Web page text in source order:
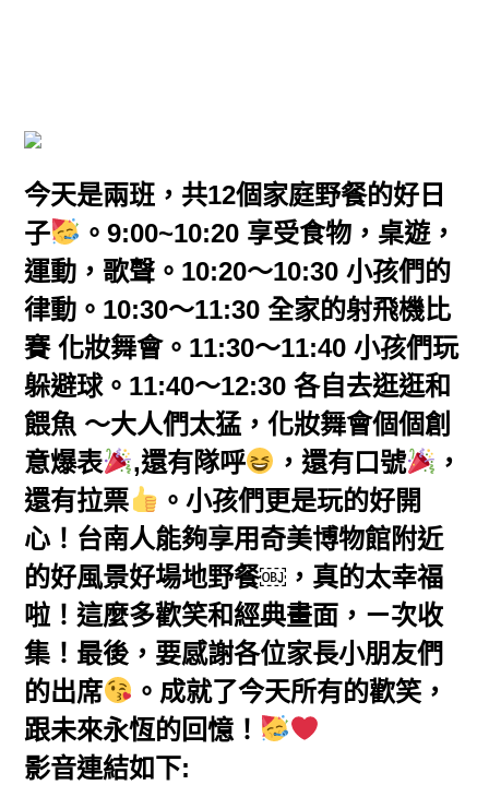
今天是兩班，共12個家庭野餐的好日
子
。9:00~10:20 享受食物，桌遊，
運動，歌聲。10:20～10:30 小孩們的
律動。10:30～11:30 全家的射飛機比
賽 化妝舞會。11:30～11:40 小孩們玩
躲避球。11:40～12:30 各自去逛逛和
餵魚 ～大人們太猛，化妝舞會個個創
意爆表
,還有隊呼 ，還有口號
，
還有拉票
。小孩們更是玩的好開
心！台南人能夠享用奇美博物館附近
的好風景好場地野餐￼，真的太幸福
啦！這麼多歡笑和經典畫面，ㄧ次收
集！最後，要感謝各位家長小朋友們
的出席
。成就了今天所有的歡笑，
跟未來永恆的回憶！
影音連結如下: